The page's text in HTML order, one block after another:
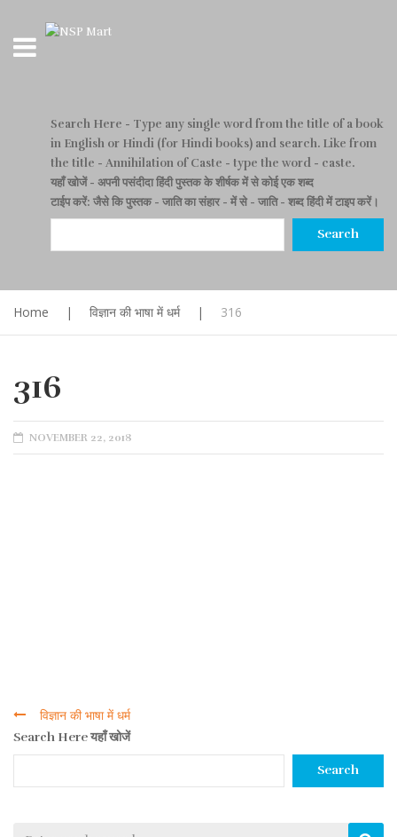
Search Here - Type any single word from the title of a book
in English or Hindi (for Hindi books) and search. Like from
the title - Annihilation of Caste - type the word - caste.
यहाँ खोजें- अपनी पसंदीदा हिंदी पुस्तक के शीर्षक में से कोई एक शब्द
टाईप करें: जैसे कि पुस्तक - जाति का संहार - में से - जाति - शब्द हिंदी में टाइप करें।
Search
Home | विज्ञान की भाषा में धर्म | 316
316
POSTED
ON
NOVEMBER 22, 2018
Post
navigation
विज्ञान की भाषा में धर्म
Search Here यहाँ खोजें
Search